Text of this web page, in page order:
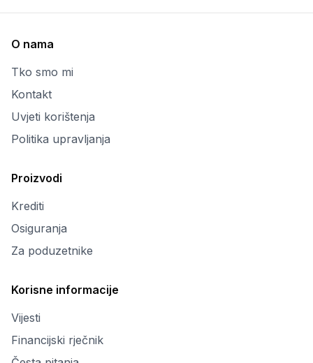
O nama
Tko smo mi
Kontakt
Uvjeti korištenja
Politika upravljanja
Proizvodi
Krediti
Osiguranja
Za poduzetnike
Korisne informacije
Vijesti
Financijski rječnik